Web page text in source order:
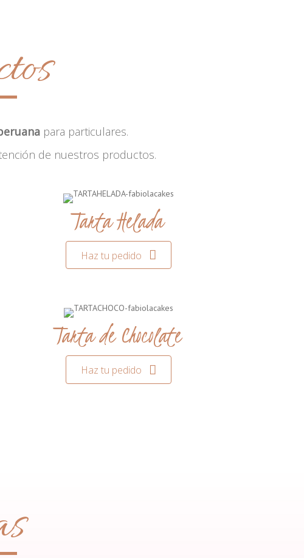
para particulares.
de nuestros productos.
Tarta Helada
Haz tu pedido
Tarta de Chocolate
Haz tu pedido